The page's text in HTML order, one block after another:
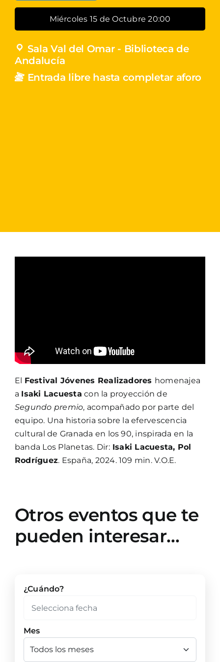
Miércoles 15 de Octubre 20:00
Sala Val del Omar - Biblioteca de
Andalucía
Entrada libre hasta completar aforo
El Festival Jóvenes Realizadores homenajea
a Isaki Lacuesta con la proyección de
Segundo premio, acompañado por parte del
equipo. Una historia sobre la efervescencia
cultural de Granada en los 90, inspirada en la
banda Los Planetas. Dir:Isaki Lacuesta, Pol
Rodríguez. España, 2024. 109 min. V.O.E.
Otros eventos que te
pueden interesar…
¿Cuándo?
Mes